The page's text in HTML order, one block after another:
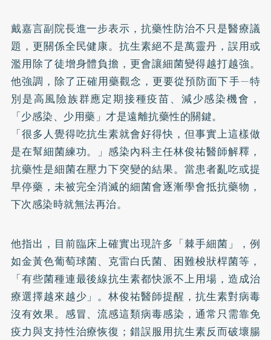
戴嘉言副院長進一步表示，抗藥性防治不只是醫療議
題，更關係全民健康。抗生素絕不是萬靈丹，誤用或
濫用除了徒增身體負擔，更會讓細菌變得越打越強。
他強調，除了正確用藥觀念，更要從預防面下手—特
別是高風險族群應定期接種疫苗、減少感染機會，
「少感染、少用藥」才是遠離抗藥性的關鍵。
「很多人覺得吃抗生素就會好得快，但事實上這樣做
是在幫細菌練功。」感染內科主任林俊祐醫師解釋，
抗藥性是細菌在壓力下突變的結果。當患者亂吃或提
早停藥，未被完全消滅的細菌會逐漸學會抵抗藥物，
下次感染時就無法再治。
他指出，目前臨床上確實出現許多「棘手細菌」，例
如金黃色葡萄球菌、克雷白氏菌、困難梭狀桿菌等，
「有些菌種連最後線抗生素都快派不上用場，造成治
療選擇越來越少」。林俊祐醫師提醒，抗生素對病毒
沒有效果。感冒、流感這類病毒感染，通常只需靠免
疫力與支持性治療恢復；錯誤服用抗生素反而破壞腸